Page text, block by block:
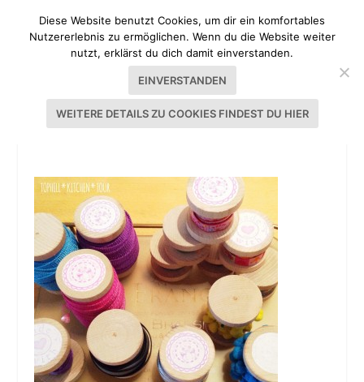
20140209-133125.JPG
Diese Website benutzt Cookies, um dir ein komfortables
Nutzererlebnis zu ermöglichen. Wenn du die Website weiter
nutzt, erklärst du dich damit einverstanden.
EINVERSTANDEN
WEITERE DETAILS ZU COOKIES FINDEST DU HIER